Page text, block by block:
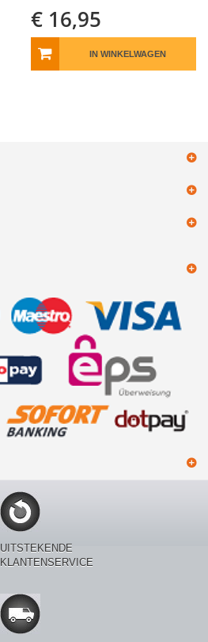
€ 16,95
IN WINKELWAGEN
UITSTEKENDE
KLANTENSERVICE